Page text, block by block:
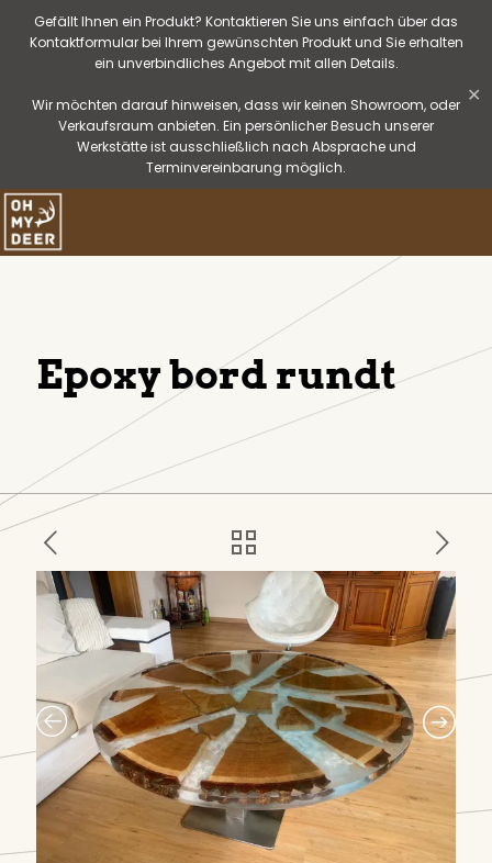
Gefällt Ihnen ein Produkt? Kontaktieren Sie uns einfach über das
Kontaktformular bei Ihrem gewünschten Produkt und Sie erhalten
ein unverbindliches Angebot mit allen Details.
Wir möchten darauf hinweisen, dass wir keinen Showroom, oder
Verkaufsraum anbieten. Ein persönlicher Besuch unserer
Werkstätte ist ausschließlich nach Absprache und
Terminvereinbarung möglich.
✕
Epoxy bord rundt